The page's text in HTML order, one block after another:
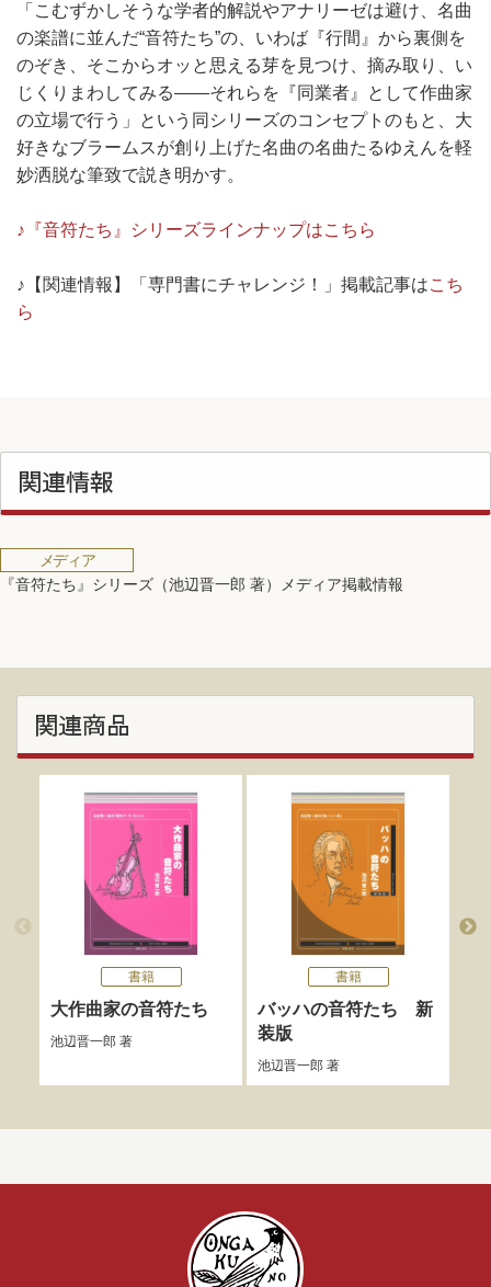
「こむずかしそうな学者的解説やアナリーゼは避け、名曲
の楽譜に並んだ“音符たち”の、いわば『行間』から裏側を
のぞき、そこからオッと思える芽を見つけ、摘み取り、い
じくりまわしてみる――それらを『同業者』として作曲家
の立場で行う」という同シリーズのコンセプトのもと、大
好きなブラームスが創り上げた名曲の名曲たるゆえんを軽
妙洒脱な筆致で説き明かす。
♪『音符たち』シリーズラインナップはこちら
♪【関連情報】「専門書にチャレンジ！」掲載記事はこち
ら
関連情報
メディア
『音符たち』シリーズ（池辺晋一郎 著）メディア掲載情報
関連商品
書籍
大作曲家の音符たち
池辺晋一郎著
書籍
バッハの音符たち 新
装版
池辺晋一郎著